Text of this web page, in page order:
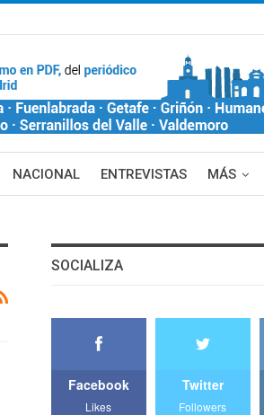
NACIONAL ENTREVISTAS MÁS
SOCIALIZA
Facebook
Likes
Twitter
Followers